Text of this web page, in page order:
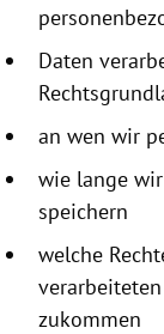
Daten
an wen wir
wie lange
speichern
welche
zukommen